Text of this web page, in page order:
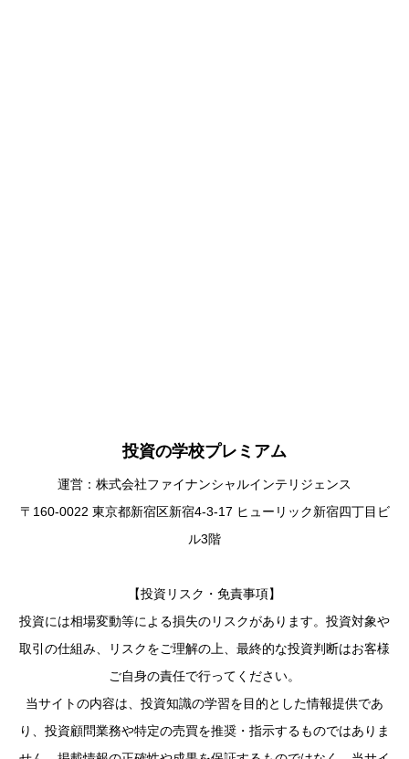
投資の学校プレミアム
運営：株式会社ファイナンシャルインテリジェンス
〒160-0022 東京都新宿区新宿4-3-17 ヒューリック新宿四丁目ビ
ル3階
【投資リスク・免責事項】
投資には相場変動等による損失のリスクがあります。投資対象や
取引の仕組み、リスクをご理解の上、最終的な投資判断はお客様
ご自身の責任で行ってください。
当サイトの内容は、投資知識の学習を目的とした情報提供であ
り、投資顧問業務や特定の売買を推奨・指示するものではありま